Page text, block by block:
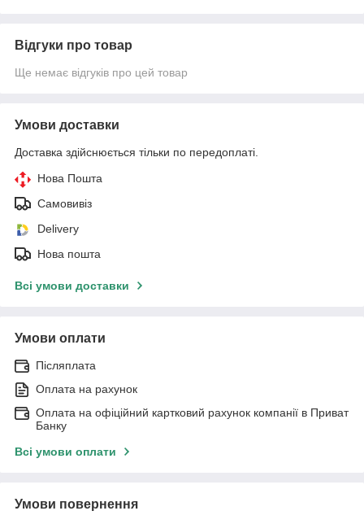
Відгуки про товар
Ще немає відгуків про цей товар
Умови доставки
Доставка здійснюється тільки по передоплаті.
Нова Пошта
Самовивіз
Delivery
Нова пошта
Всі умови доставки
Умови оплати
Післяплата
Оплата на рахунок
Оплата на офіційний картковий рахунок компанії в Приват
Банку
Всі умови оплати
Умови повернення